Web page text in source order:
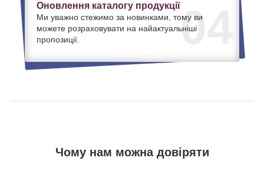
04
Оновлення каталогу продукції
Ми уважно стежимо за новинками, тому ви
можете розраховувати на найактуальніші
пропозиції.
Чому нам можна довіряти